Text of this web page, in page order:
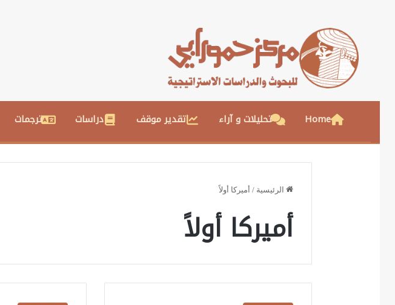
Home تحليلات و آراء تقدير موقف دراسات ترجمات
الرئيسية / أميركا أولاً
أميركا أولاً